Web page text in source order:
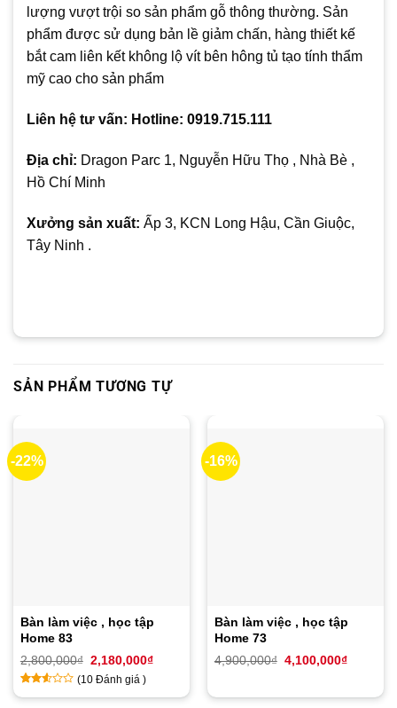
lượng vượt trội so sản phẩm gỗ thông thường. Sản
phẩm được sử dụng bản lề giảm chấn, hàng thiết kế
bắt cam liên kết không lộ vít bên hông tủ tạo tính thẩm
mỹ cao cho sản phẩm
Liên hệ tư vấn: Hotline: 0919.715.111
Địa chỉ: Dragon Parc 1, Nguyễn Hữu Thọ , Nhà Bè ,
Hồ Chí Minh
Xưởng sản xuất: Ấp 3, KCN Long Hậu, Cần Giuộc,
Tây Ninh .
SẢN PHẨM TƯƠNG TỰ
-22%
Bàn làm việc , học tập
Home 83
2,800,000₫ Giá
gốc
là:
2,800,000₫.
2,180,000₫Giá
là:
2.4
10
(10Đánh giá )
-16%
Bàn làm việc , học tập
Home 73
4,900,000₫ Giá
4,900,000₫.
4,100,000₫Giá
là: